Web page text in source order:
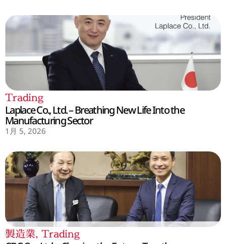
Trading
Laplace Co., Ltd. – Breathing New Life Into the
Manufacturing Sector
1月 5, 2026
製造業, Trading